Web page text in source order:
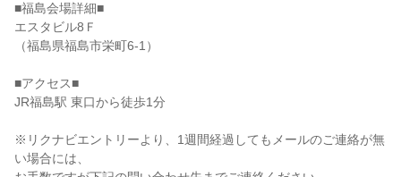
■福島会場詳細■
エスタビル8Ｆ
（福島県福島市栄町6-1）
■アクセス■
JR福島駅 東口から徒歩1分
※リクナビエントリーより、1週間経過してもメールのご連絡が無
い場合には、